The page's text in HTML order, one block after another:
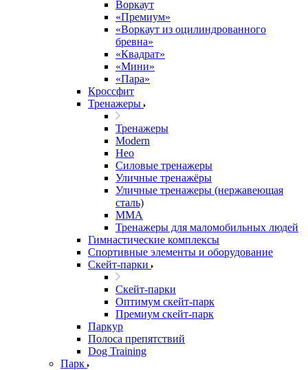
Воркаут
«Премиум»
«Воркаут из оцилиндрованного
бревна»
«Квадрат»
«Мини»
«Пара»
Кроссфит
Тренажеры
Тренажеры
Modern
Нео
Силовые тренажеры
Уличные тренажёры
Уличные тренажеры (нержавеющая
сталь)
ММА
Тренажеры для маломобильных людей
Гимнастические комплексы
Спортивные элементы и оборудование
Скейт-парки
Скейт-парки
Оптимум скейт-парк
Премиум скейт-парк
Паркур
Полоса препятствий
Dog Training
Парк